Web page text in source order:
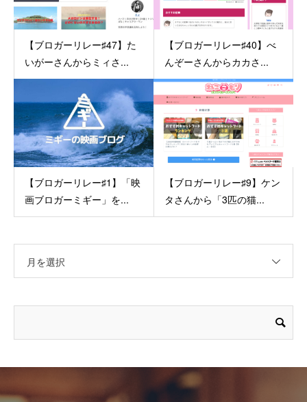
【ブロガーリレー♯47】た
いがーさんからミィさ...
【ブロガーリレー♯40】べ
んぞーさんからカカさ...
【ブロガーリレー♯1】「映
画ブロガーミギー」を...
【ブロガーリレー♯9】ケン
タさんから「3匹の猫...
月を選択